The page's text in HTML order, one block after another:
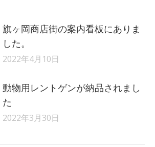
旗ヶ岡商店街の案内看板にありま
した。
2022年4月10日
動物用レントゲンが納品されまし
た
2022年3月30日